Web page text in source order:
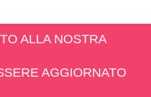
ALLA NOSTRA
AGGIORNATO